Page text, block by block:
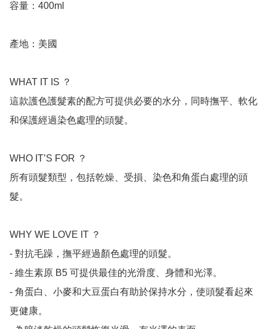
容量：400ml
產地：美國
WHAT IT IS ？
這款護色護髮素的配方可提供必要的水分，同時撫平、軟化
和保護經過染色處理的頭髮。
WHO IT’S FOR ？
所有頭髮類型，包括乾燥、受損、染色和角蛋白處理的頭
髮。
WHY WE LOVE IT ？
- 對抗毛躁，撫平經過顏色處理的頭髮。
- 維生素原 B5 可提供最佳的光滑度、身體和光澤。
- 角蛋白、小麥和大豆蛋白有助於保持水分，使頭髮看起來
更健康。